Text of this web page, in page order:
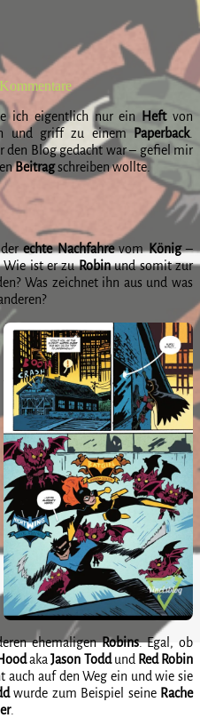
ich eigentlich nur ein Heftvon
und griff zu einem Paperback.
den Blog gedacht war – gefiel mir
Beitragschreiben wollte.
echte NachfahrevomKönig–
Wie ist er zuRobinund somit zur
Was zeichnet ihn aus und was
ehemaligenRobins. Egal, ob
akaJason Toddund Red Robin
auch auf den Weg ein und wie sie
wurde zum Beispiel seine Rache
.